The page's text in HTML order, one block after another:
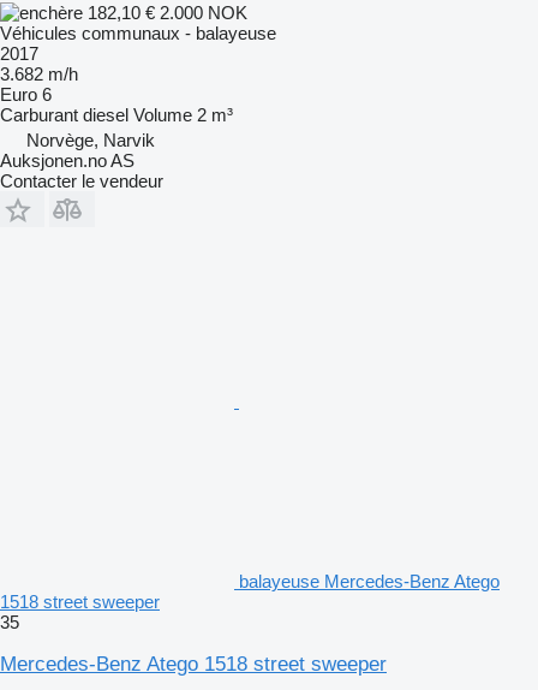
182,10 € 2.000 NOK
Véhicules communaux - balayeuse
2017
3.682 m/h
Euro 6
Carburant diesel Volume 2 m³
Norvège, Narvik
Auksjonen.no AS
Contacter le vendeur
balayeuse Mercedes-Benz Atego
1518 street sweeper
35
Mercedes-Benz Atego 1518 street sweeper